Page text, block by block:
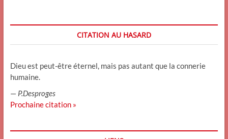
CITATION AU HASARD
Dieu est peut-être éternel, mais pas autant que la connerie
humaine.
— P.Desproges
Prochaine citation »